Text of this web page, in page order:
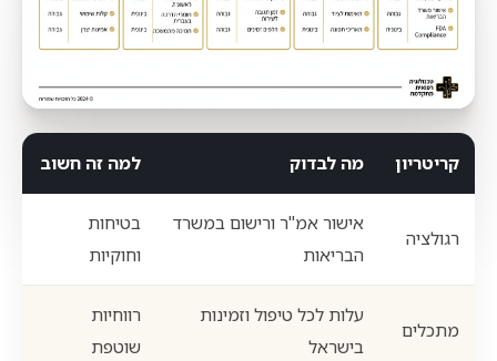
קריטריון מה לבדוק למה זה חשוב
רגולציה
אישור אמ"ר ורישום במשרד
הבריאות
בטיחות
וחוקיות
מתכלים
עלות לכל טיפול וזמינות
בישראל
רווחיות
שוטפת